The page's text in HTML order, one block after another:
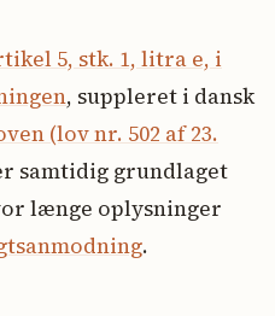
5, stk. 1, litra e, i
, suppleret i dansk
(lov nr. 502 af 23.
samtidig grundlaget
længe oplysninger
.